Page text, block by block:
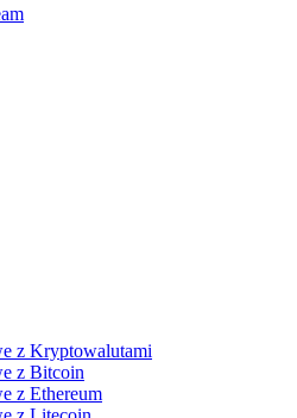
z Kryptowalutami
z Bitcoin
z Ethereum